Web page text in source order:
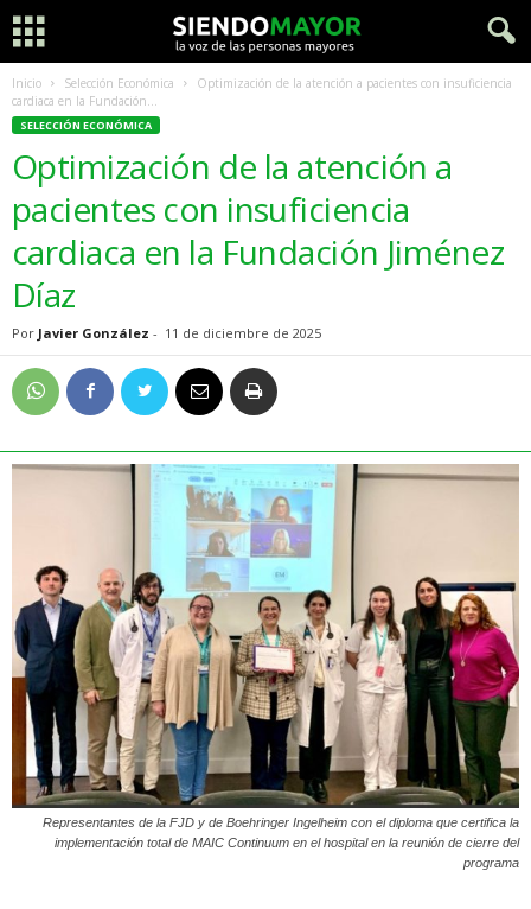
Inicio Selección Económica
Optimización de la atención a pacientes con insuficiencia
cardiaca en la Fundación...
SELECCIÓN ECONÓMICA
Optimización de la atención a
pacientes con insuficiencia
cardiaca en la Fundación Jiménez
Díaz
Por Javier González - 11 de diciembre de 2025
Representantes de la FJD y de Boehringer Ingelheim con el diploma que certifica la
implementación total de MAIC Continuum en el hospital en la reunión de cierre del
programa